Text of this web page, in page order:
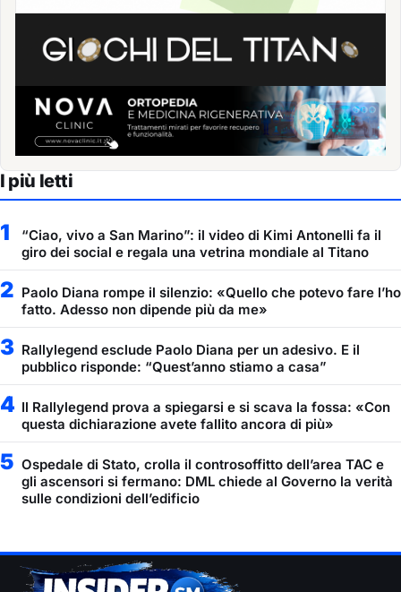
I più letti
1
“Ciao, vivo a San Marino”: il video di Kimi Antonelli fa il
giro dei social e regala una vetrina mondiale al Titano
2 Paolo Diana rompe il silenzio: «Quello che potevo fare l’ho
fatto. Adesso non dipende più da me»
3 Rallylegend esclude Paolo Diana per un adesivo. E il
pubblico risponde: “Quest’anno stiamo a casa”
4 Il Rallylegend prova a spiegarsi e si scava la fossa: «Con
questa dichiarazione avete fallito ancora di più»
5 Ospedale di Stato, crolla il controsoffitto dell’area TAC e
gli ascensori si fermano: DML chiede al Governo la verità
sulle condizioni dell’edificio